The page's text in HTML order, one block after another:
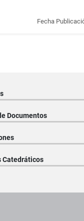
Fecha
Documentos
Catedráticos